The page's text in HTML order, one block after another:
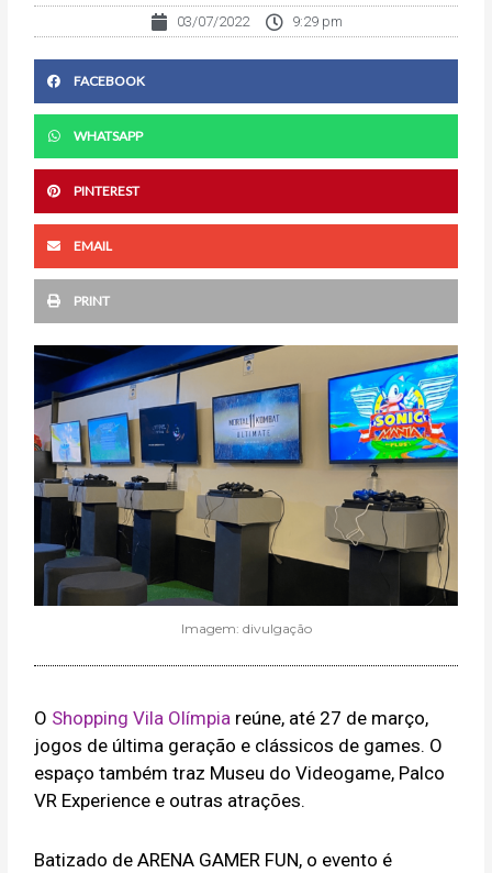
03/07/2022 9:29 pm
FACEBOOK
WHATSAPP
PINTEREST
EMAIL
PRINT
Imagem: divulgação
O Shopping Vila Olímpia reúne, até 27 de março,
jogos de última geração e clássicos de games. O
espaço também traz Museu do Videogame, Palco
VR Experience e outras atrações.
Batizado de ARENA GAMER FUN, o evento é